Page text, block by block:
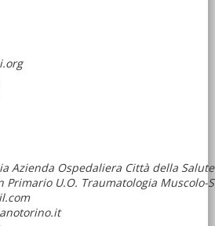
Azienda Ospedaliera Città della
Primario U.O. Traumatologia Muscolo-